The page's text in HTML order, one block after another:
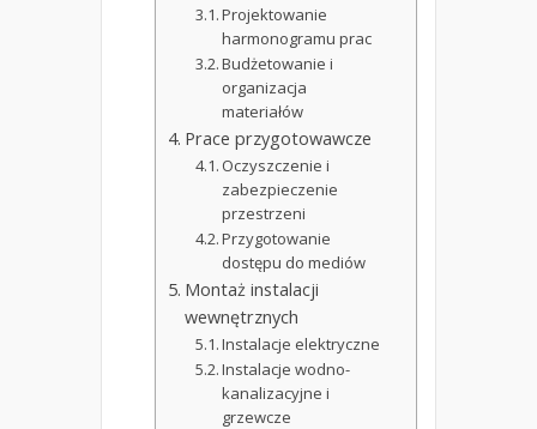
Projektowanie
harmonogramu prac
Budżetowanie i
organizacja
materiałów
Prace przygotowawcze
Oczyszczenie i
zabezpieczenie
przestrzeni
Przygotowanie
dostępu do mediów
Montaż instalacji
wewnętrznych
Instalacje elektryczne
Instalacje wodno-
kanalizacyjne i
grzewcze